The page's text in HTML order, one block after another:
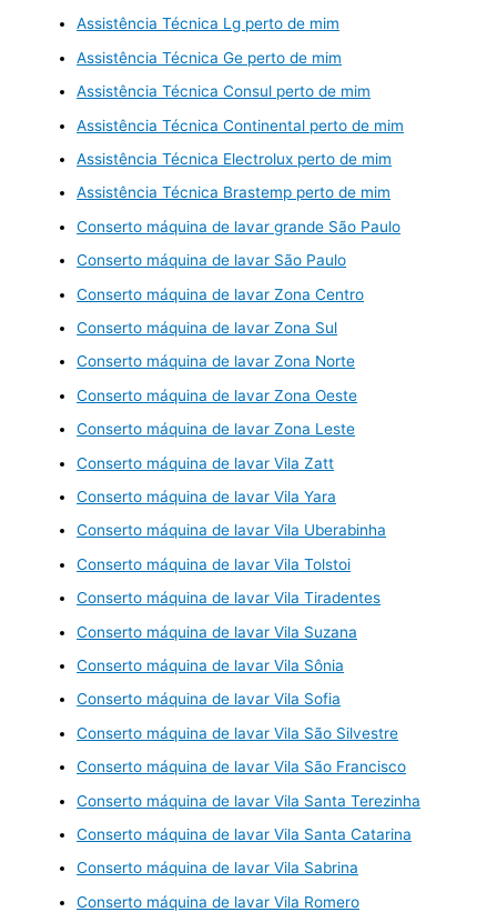
Assistência Técnica Lg perto de mim
Assistência Técnica Ge perto de mim
Assistência Técnica Consul perto de mim
Assistência Técnica Continental perto de mim
Assistência Técnica Electrolux perto de mim
Assistência Técnica Brastemp perto de mim
Conserto máquina de lavar grande São Paulo
Conserto máquina de lavar São Paulo
Conserto máquina de lavar Zona Centro
Conserto máquina de lavar Zona Sul
Conserto máquina de lavar Zona Norte
Conserto máquina de lavar Zona Oeste
Conserto máquina de lavar Zona Leste
Conserto máquina de lavar Vila Zatt
Conserto máquina de lavar Vila Yara
Conserto máquina de lavar Vila Uberabinha
Conserto máquina de lavar Vila Tolstoi
Conserto máquina de lavar Vila Tiradentes
Conserto máquina de lavar Vila Suzana
Conserto máquina de lavar Vila Sônia
Conserto máquina de lavar Vila Sofia
Conserto máquina de lavar Vila São Silvestre
Conserto máquina de lavar Vila São Francisco
Conserto máquina de lavar Vila Santa Terezinha
Conserto máquina de lavar Vila Santa Catarina
Conserto máquina de lavar Vila Sabrina
Conserto máquina de lavar Vila Romero